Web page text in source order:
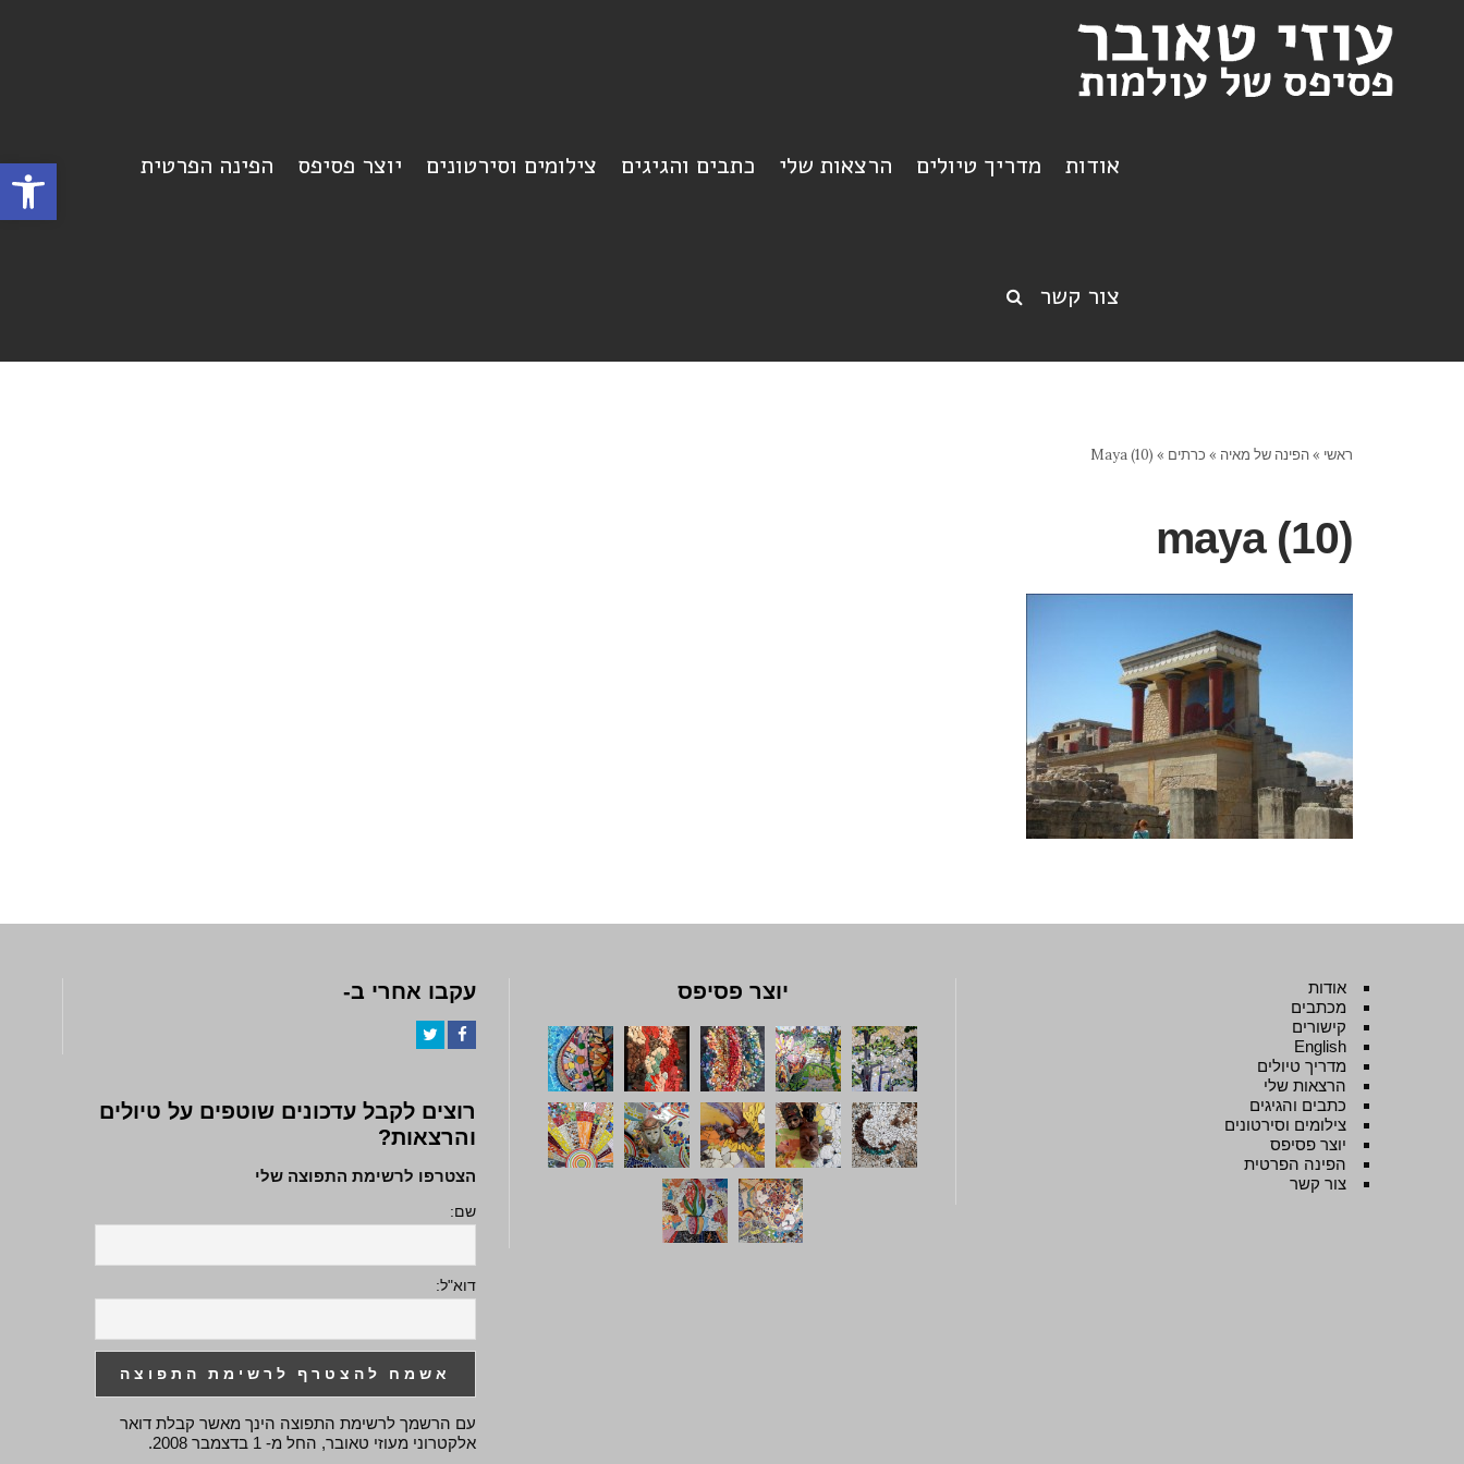
פתח אודות מדריך טיולים הרצאות שלי כתבים והגיגים צילומים וסירטונים יוצר פסיפס הפינה הפרטית
צור קשר
ראשי »הפינה של מאיה » כרתים »
Maya (10)
maya (10)
אודות
מכתבים
קישורים
English
מדריך טיולים
הרצאות שלי
כתבים והגיגים
צילומים וסירטונים
יוצר פסיפס
הפינה הפרטית
צור קשר
יוצר פסיפס עקבו אחרי ב-
רוצים לקבל עדכונים שוטפים על טיולים
והרצאות?
הצטרפו לרשימת התפוצה שלי
שם:
דוא"ל:
עם הרשמך לרשימת התפוצה הינך מאשר קבלת דואר
אלקטרוני מעוזי טאובר, החל מ- 1 בדצמבר 2008.